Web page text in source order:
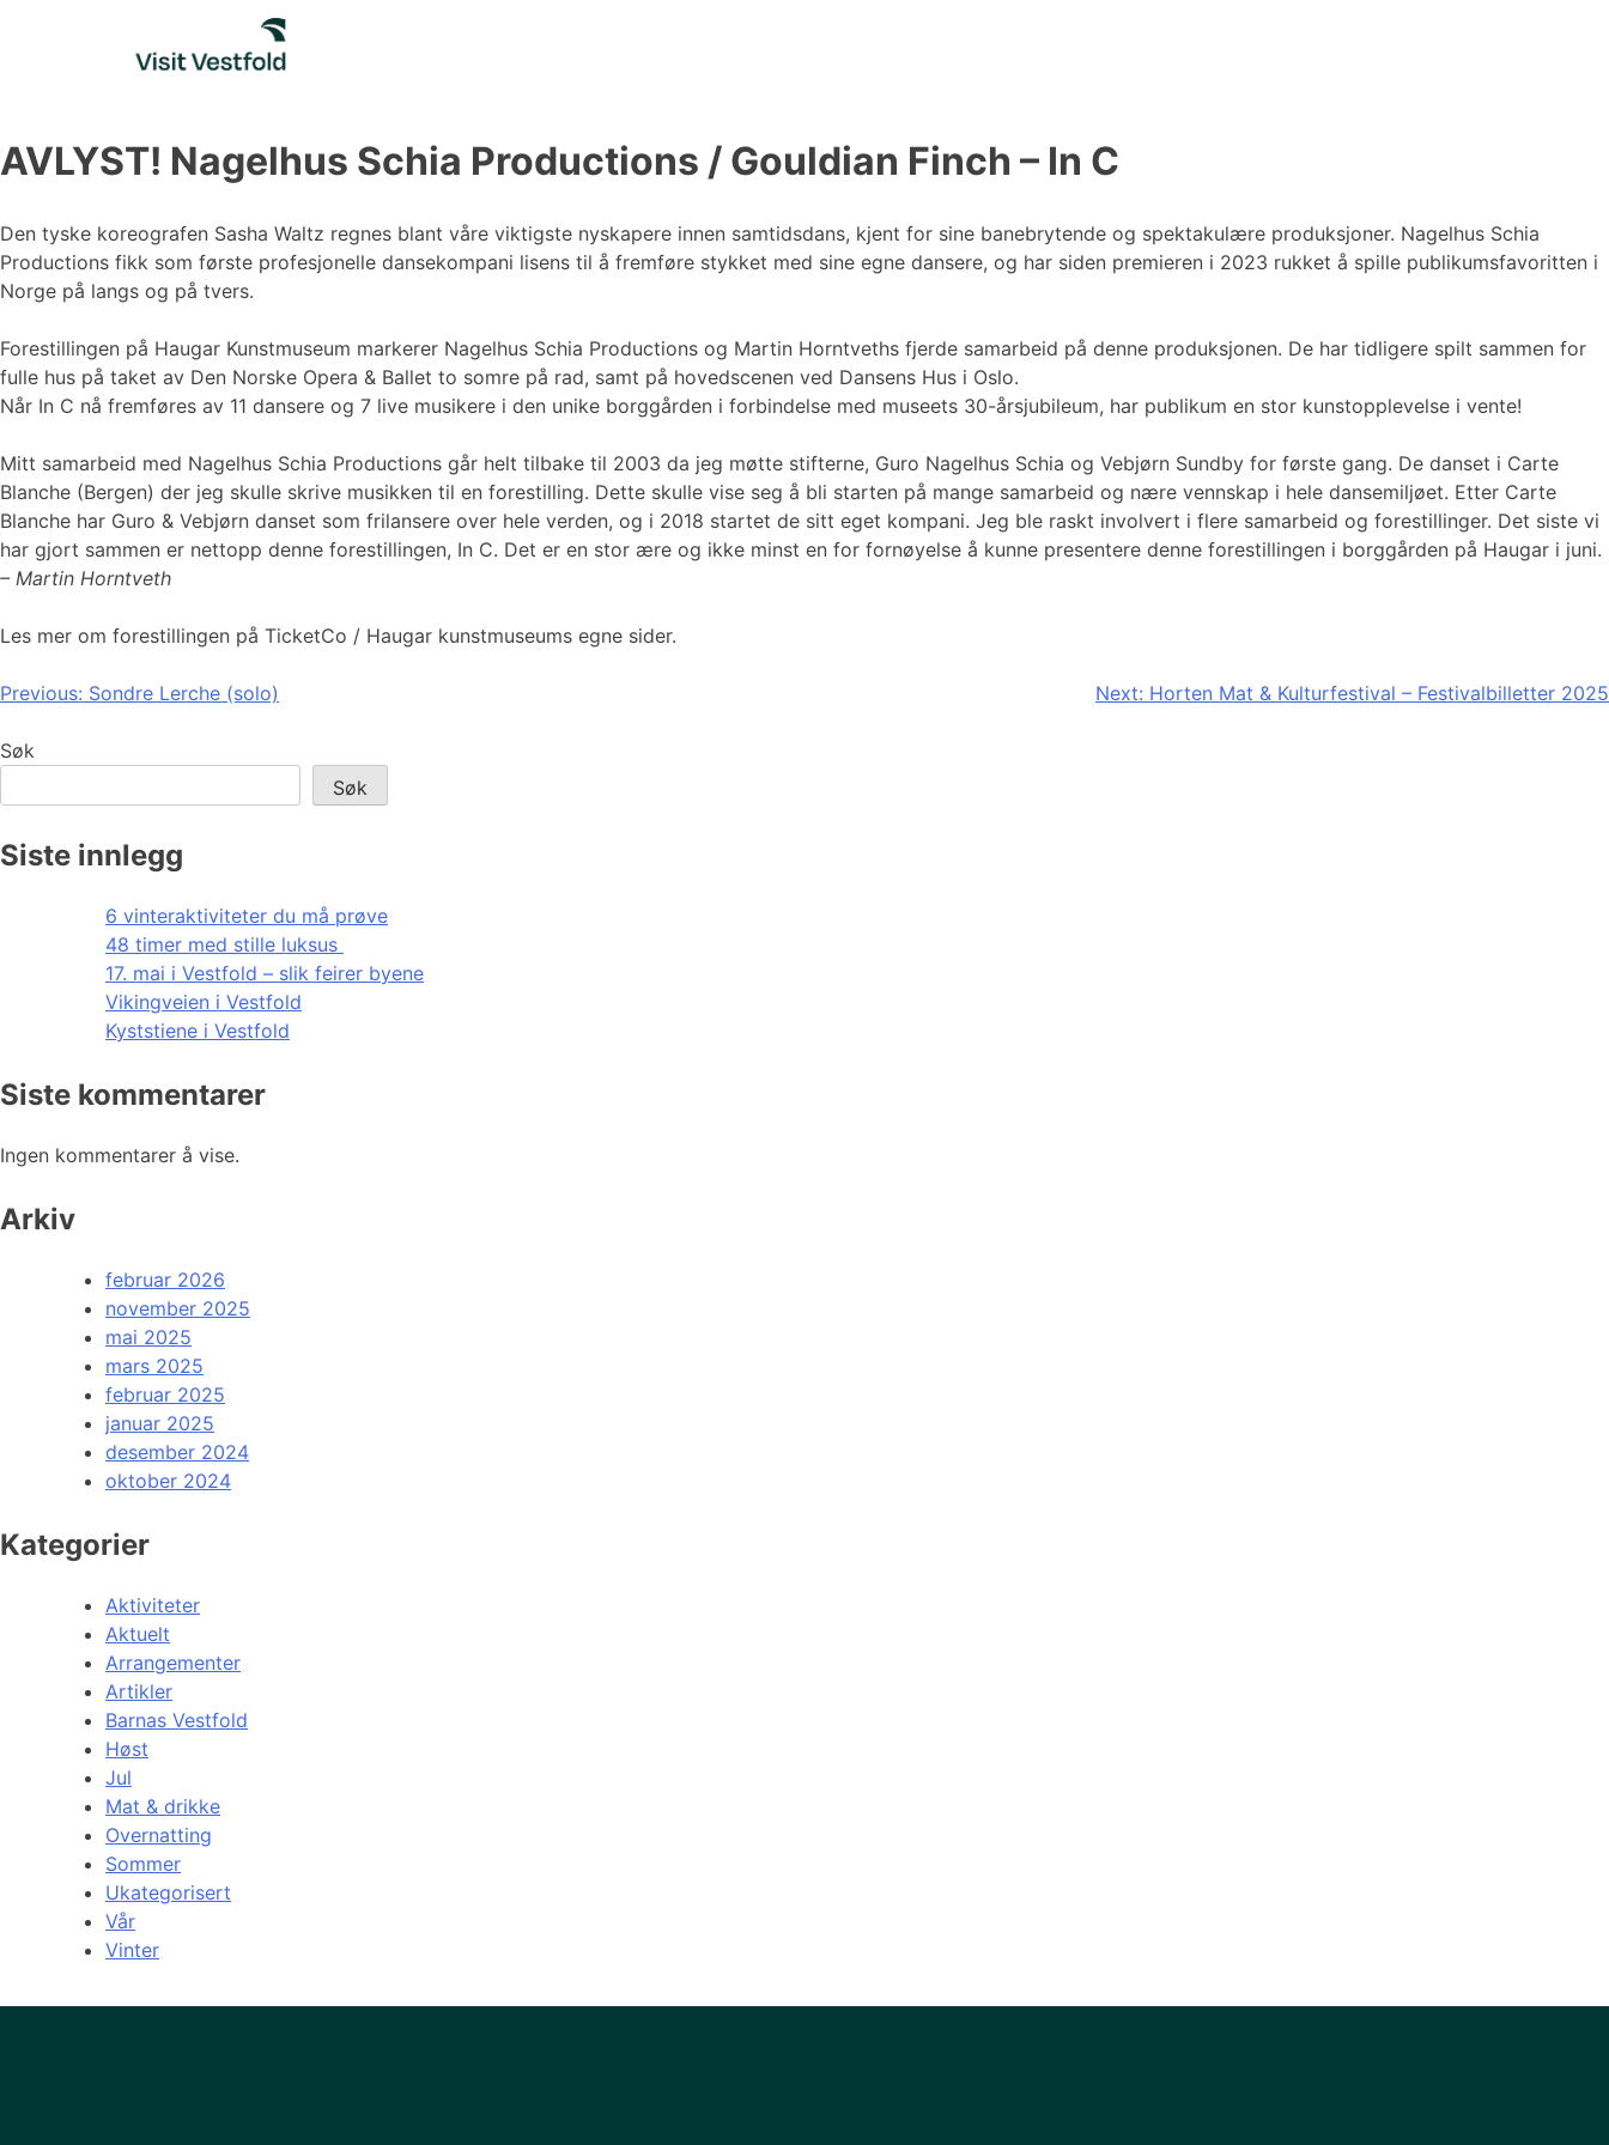
AVLYST! Nagelhus Schia Productions / Gouldian Finch – In C
Den tyske koreografen Sasha Waltz regnes blant våre viktigste nyskapere innen samtidsdans, kjent for sine banebrytende og spektakulære produksjoner. Nagelhus Schia
Productions fikk som første profesjonelle dansekompani lisens til å fremføre stykket med sine egne dansere, og har siden premieren i 2023 rukket å spille publikumsfavoritten i
Norge på langs og på tvers.
Forestillingen på Haugar Kunstmuseum markerer Nagelhus Schia Productions og Martin Horntveths fjerde samarbeid på denne produksjonen. De har tidligere spilt sammen for
fulle hus på taket av Den Norske Opera & Ballet to somre på rad, samt på hovedscenen ved Dansens Hus i Oslo.
Når In C nå fremføres av 11 dansere og 7 live musikere i den unike borggården i forbindelse med museets 30-årsjubileum, har publikum en stor kunstopplevelse i vente!
Mitt samarbeid med Nagelhus Schia Productions går helt tilbake til 2003 da jeg møtte stifterne, Guro Nagelhus Schia og Vebjørn Sundby for første gang. De danset i Carte
Blanche (Bergen) der jeg skulle skrive musikken til en forestilling. Dette skulle vise seg å bli starten på mange samarbeid og nære vennskap i hele dansemiljøet. Etter Carte
Blanche har Guro & Vebjørn danset som frilansere over hele verden, og i 2018 startet de sitt eget kompani. Jeg ble raskt involvert i flere samarbeid og forestillinger. Det siste vi
har gjort sammen er nettopp denne forestillingen, In C. Det er en stor ære og ikke minst en for fornøyelse å kunne presentere denne forestillingen i borggården på Haugar i juni.
– Martin Horntveth
Les mer om forestillingen på TicketCo / Haugar kunstmuseums egne sider.
Innleggsnavigasjon
Previous: Sondre Lerche (solo) Next: Horten Mat & Kulturfestival – Festivalbilletter 2025
Søk
Søk
Siste innlegg
6 vinteraktiviteter du må prøve
48 timer med stille luksus
17. mai i Vestfold – slik feirer byene
Vikingveien i Vestfold
Kyststiene i Vestfold
Siste kommentarer
Ingen kommentarer å vise.
Arkiv
februar 2026
november 2025
mai 2025
mars 2025
februar 2025
januar 2025
desember 2024
oktober 2024
Kategorier
Aktiviteter
Aktuelt
Arrangementer
Artikler
Barnas Vestfold
Høst
Jul
Mat & drikke
Overnatting
Sommer
Ukategorisert
Vår
Vinter